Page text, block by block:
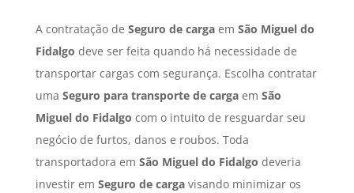
A contratação de Seguro de cargaem São Miguel do
Fidalgo deve ser feita quando há necessidade de
transportar cargas com segurança. Escolha contratar
uma Seguro para transporte de cargaem São
Miguel do Fidalgo com o intuito de resguardar seu
negócio de furtos, danos e roubos. Toda
transportadora em São Miguel do Fidalgo deveria
investir em Seguro de cargavisando minimizar os